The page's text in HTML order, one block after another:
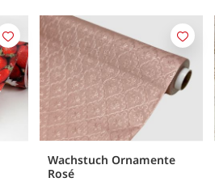
Merken
Wachstuch Ornamente
Rosé